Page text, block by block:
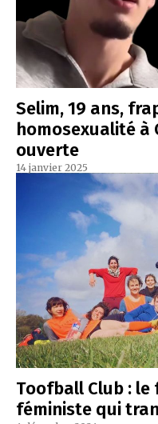
Selim, 19 ans,
homosexualité à
ouverte
14 janvier 2025
Toofball Club :
féministe qui